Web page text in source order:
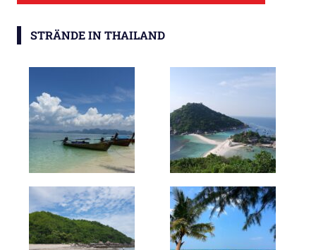
STRÄNDE IN THAILAND